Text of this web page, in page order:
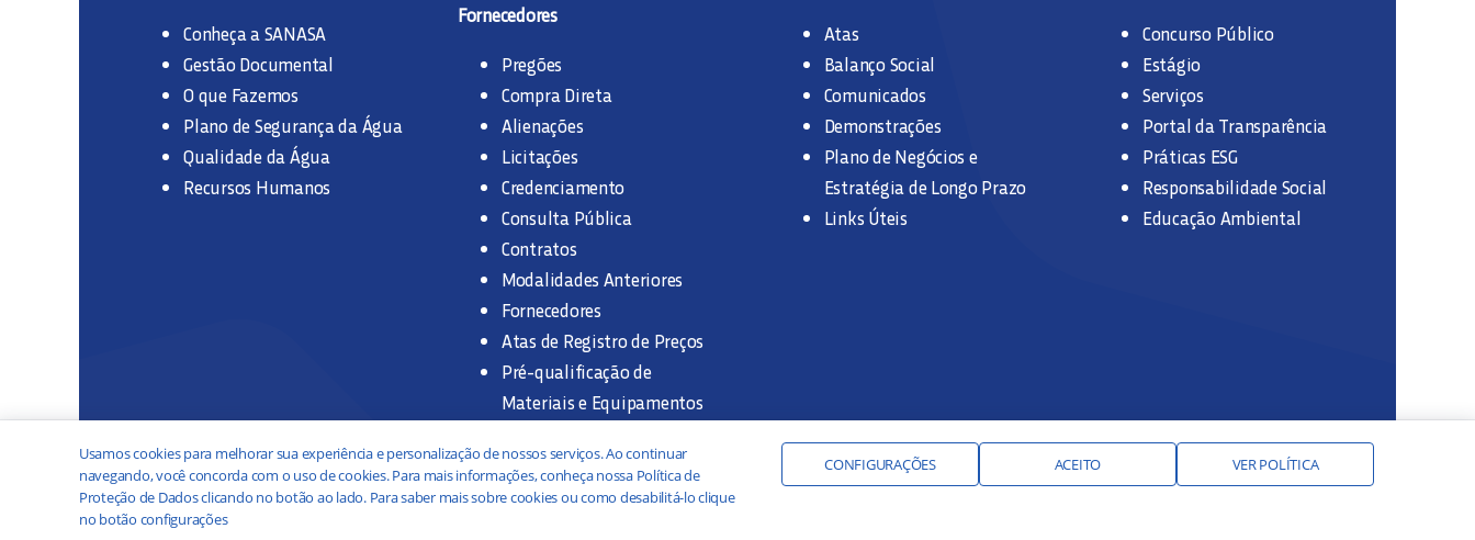
Conheça a SANASA
Gestão Documental
O que Fazemos
Plano de Segurança da Água
Qualidade da Água
Recursos Humanos
Fornecedores
Pregões
Compra Direta
Alienações
Licitações
Credenciamento
Consulta Pública
Contratos
Modalidades Anteriores
Fornecedores
Atas de Registro de Preços
Pré-qualificação de
Materiais e Equipamentos
Documentação Interna
Atas
Balanço Social
Comunicados
Demonstrações
Plano de Negócios e
Estratégia de Longo Prazo
Links Úteis
Concurso Público
Estágio
Serviços
Portal da Transparência
Práticas ESG
Responsabilidade Social
Educação Ambiental
Usamos cookies para melhorar sua experiência e personalização de nossos serviços. Ao continuar
navegando, você concorda com o uso de cookies. Para mais informações, conheça nossa Política de
Proteção de Dados clicando no botão ao lado. Para saber mais sobre cookies ou como desabilitá-lo clique
no botão configurações
CONFIGURAÇÕES ACEITO VER POLÍTICA